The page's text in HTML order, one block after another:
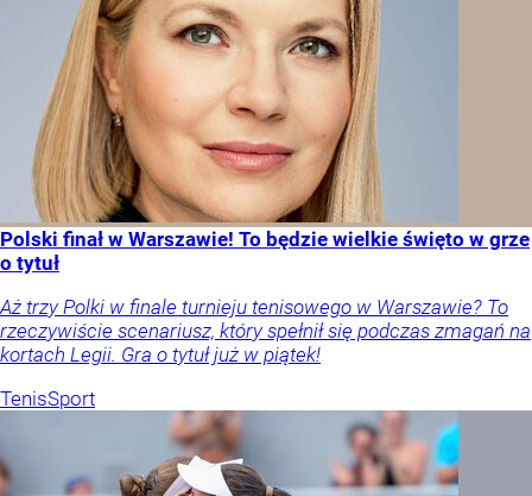
Polski finał w Warszawie! To będzie wielkie święto w grze
o tytuł
Aż trzy Polki w finale turnieju tenisowego w Warszawie? To
rzeczywiście scenariusz, który spełnił się podczas zmagań na
kortach Legii. Gra o tytuł już w piątek!
TenisSport